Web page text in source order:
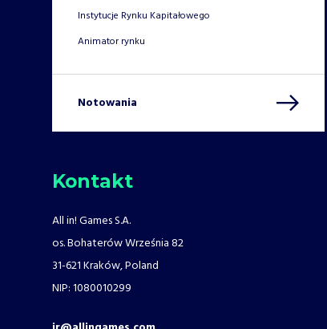
Instytucje Rynku Kapitałowego
Animator rynku
Notowania
Kontakt
All in! Games S.A.
os. Bohaterów Września 82
31-621 Kraków, Poland
NIP: 1080010299